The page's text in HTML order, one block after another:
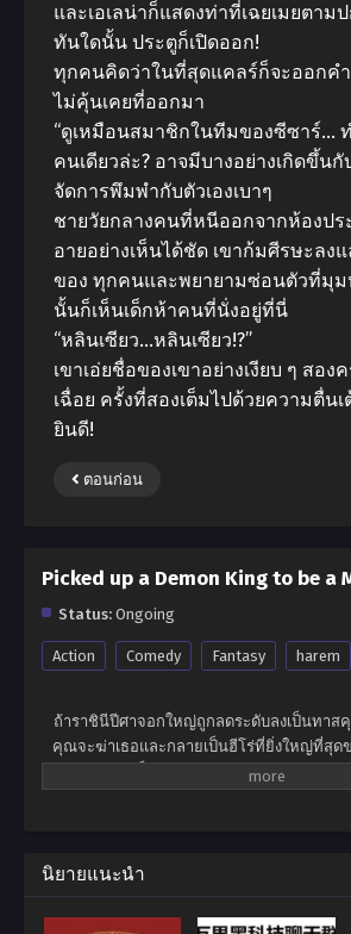
และเอเลน่าก็แสดงท่าที่เฉยเมยตาม
ทันใดนั้น ประตูก็เปิดออก!
ทุกคนคิดว่าในที่สุดแคลร์ก็จะออกค
ไม่คุ้นเคยที่ออกมา
“ดูเหมือนสมาชิกในทีมของซีซาร์…
คนเดียวล่ะ? อาจมีบางอย่างเกิดขึ้นกั
จัดการพึมพำกับตัวเองเบาๆ
ชายวัยกลางคนที่หนีออกจากห้องปร
อายอย่างเห็นได้ชัด เขาก้มศีรษะลง
ของ ทุกคนและพยายามซ่อนตัวที่มุ
นั้นก็เห็นเด็กห้าคนที่นั่งอยู่ที่นี่
“หลินเซียว…หลินเซียว!?”
เขาเอ่ยชื่อของเขาอย่างเงียบ ๆ สอง
เฉื่อย ครั้งที่สองเต็มไปด้วยความตื่น
ยินดี!
ตอนก่อน
Picked up a Demon King to be a
Status: Ongoing
Action Comedy Fantasy harem
ถ้าราชินีปีศาจอกใหญ่ถูกลดระดับลงเป็นทาส
คุณจะฆ่าเธอและกลายเป็นฮีโร่ที่ยิ่งใหญ่ที่สุด
คุณจะให้เธอเป็นทาสและเพลิดเพลินไปกับควา
ได้! นั่นเป็นเหตุผลที่คำตอบของเขาคือ -“ ราชิ
เสื้อผ้าและรีบออกไปจากที่นี้ได้
นิยายแนะนำ